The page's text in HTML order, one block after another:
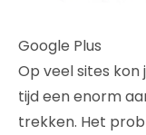
Google Plus
Op veel sites kon
tijd een enorm
trekken. Het